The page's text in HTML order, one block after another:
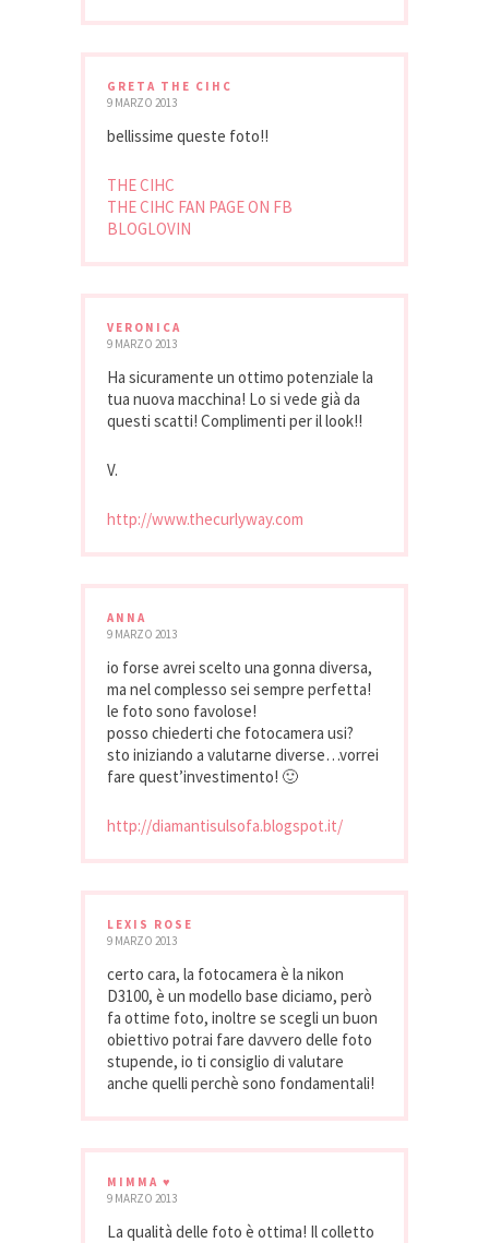
GRETA THE CIHC
9 MARZO 2013
bellissime queste foto!!
THE CIHC
THE CIHC FAN PAGE ON FB
BLOGLOVIN
VERONICA
9 MARZO 2013
Ha sicuramente un ottimo potenziale la
tua nuova macchina! Lo si vede già da
questi scatti! Complimenti per il look!!
V.
http://www.thecurlyway.com
ANNA
9 MARZO 2013
io forse avrei scelto una gonna diversa,
ma nel complesso sei sempre perfetta!
le foto sono favolose!
posso chiederti che fotocamera usi?
sto iniziando a valutarne diverse…vorrei
fare quest’investimento! 🙂
http://diamantisulsofa.blogspot.it/
LEXIS ROSE
9 MARZO 2013
certo cara, la fotocamera è la nikon
D3100, è un modello base diciamo, però
fa ottime foto, inoltre se scegli un buon
obiettivo potrai fare davvero delle foto
stupende, io ti consiglio di valutare
anche quelli perchè sono fondamentali!
MIMMA ♥
9 MARZO 2013
La qualità delle foto è ottima! Il colletto